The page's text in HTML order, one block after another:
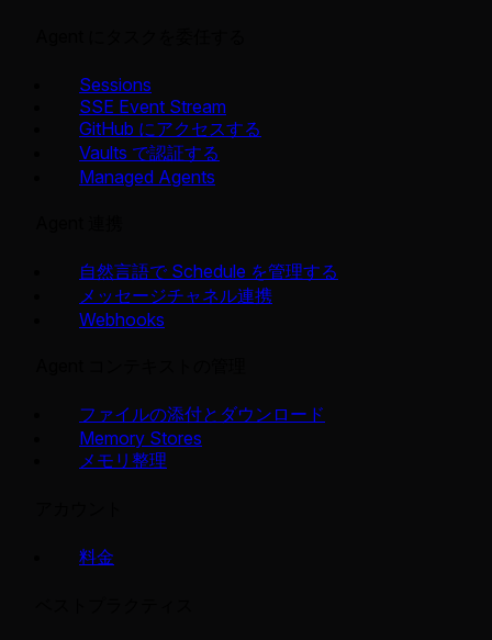
Sessions
SSE Event Stream
GitHub にアクセスする
Vaults で認証する
Managed Agents
自然言語で Schedule を管理する
メッセージチャネル連携
Webhooks
ファイルの添付とダウンロード
Memory Stores
メモリ整理
料金